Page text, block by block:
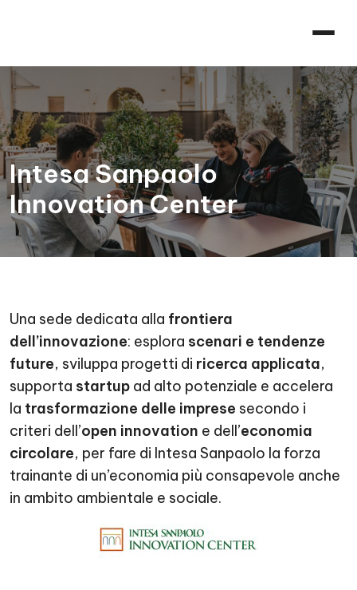
Intesa Sanpaolo
Innovation Center
Una sede dedicata alla frontiera
dell’innovazione: esplora scenari e tendenze
future, sviluppa progetti di ricerca applicata,
supporta startup ad alto potenziale e accelera
la trasformazione delle imprese secondo i
criteri dell’open innovation e dell’economia
circolare, per fare di Intesa Sanpaolo la forza
trainante di un’economia più consapevole anche
in ambito ambientale e sociale.